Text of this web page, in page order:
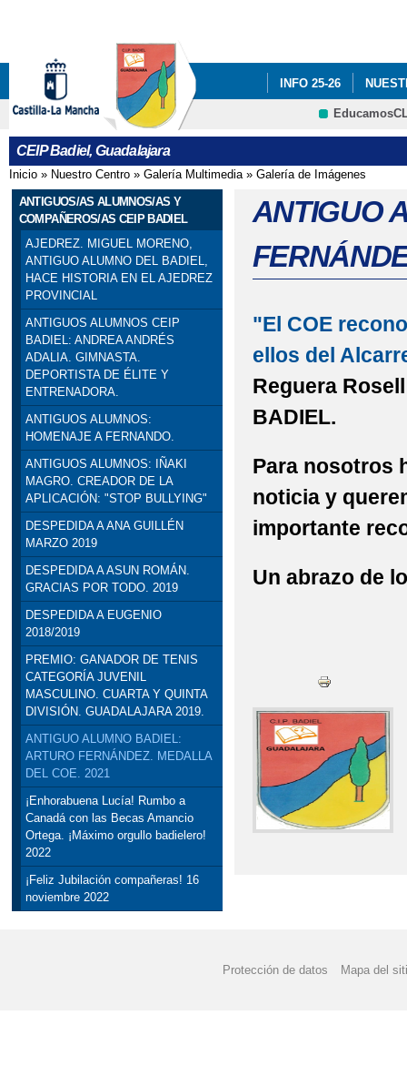
INFO 25-26
INFÓRMATE
ENGLISH PROJECT:
PREMIOS:
PRIMARIA). SEXTO DE
PROGRAMA # TÚ
ESCOLAR. 4º PRIMARIA
SELLO DE CALIDAD
VISITA
DELEGADO DE
CEIP Badiel, Guadalajara
Se encuentra usted aquí
Inicio » Nuestro Centro » Galería Multimedia» Galería de Imágenes
ANTIGUOS/AS ALUMNOS/AS Y
COMPAÑEROS/AS CEIP BADIEL
AJEDREZ. MIGUEL MORENO,
ANTIGUO ALUMNO DEL BADIEL,
HACE HISTORIA EN EL AJEDREZ
PROVINCIAL
ANTIGUOS ALUMNOS CEIP
BADIEL: ANDREA ANDRÉS
ADALIA. GIMNASTA.
DEPORTISTA DE ÉLITE Y
ENTRENADORA.
ANTIGUOS ALUMNOS:
HOMENAJE A FERNANDO.
ANTIGUOS ALUMNOS: IÑAKI
MAGRO. CREADOR DE LA
APLICACIÓN: "STOP BULLYING"
DESPEDIDA A ANA GUILLÉN
MARZO 2019
DESPEDIDA A ASUN ROMÁN.
GRACIAS POR TODO. 2019
DESPEDIDA A EUGENIO
2018/2019
PREMIO: GANADOR DE TENIS
CATEGORÍA JUVENIL
MASCULINO. CUARTA Y QUINTA
DIVISIÓN. GUADALAJARA 2019.
ANTIGUO ALUMNO BADIEL:
ARTURO FERNÁNDEZ. MEDALLA
DEL COE. 2021
¡Enhorabuena Lucía! Rumbo a
Canadá con las Becas Amancio
Ortega. ¡Máximo orgullo badielero!
2022
¡Feliz Jubilación compañeras! 16
noviembre 2022
ANTIGUO
"El COE
ellos del
Reguera
BADIEL.
Para nosotros
noticia y
importante
Un abrazo de
Protección de datos Mapa del